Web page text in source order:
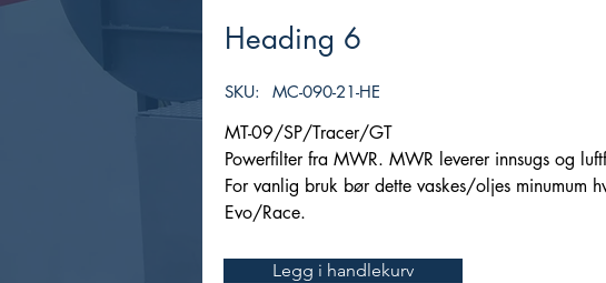
Heading 6
SKU: MC-090-21-HE
MT-09/SP/Tracer/GT
Powerfilter fra MWR. MWR leverer innsugs og
For vanlig bruk bør dette vaskes/oljes minumum
Evo/Race.
Legg i handlekurv